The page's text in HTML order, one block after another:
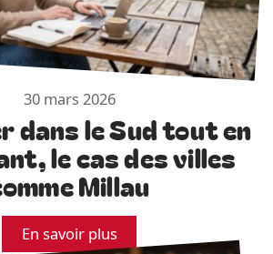
30 mars 2026
dans le Sud tout en
le cas des villes
Millau
En savoir plus